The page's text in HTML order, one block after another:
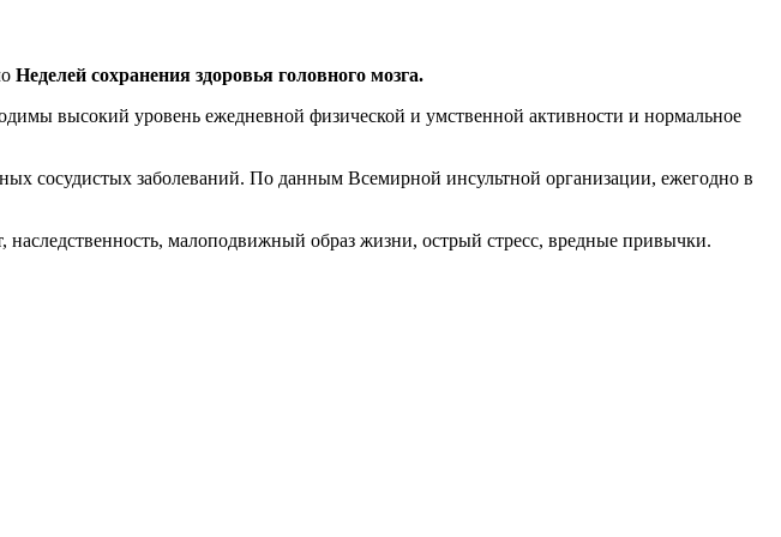
Неделей сохранения здоровья головного мозга.
высокий уровень ежедневной физической и умственной активности и нормальное
сосудистых заболеваний. По данным Всемирной инсультной организации, ежегодно в
наследственность, малоподвижный образ жизни, острый стресс, вредные привычки.